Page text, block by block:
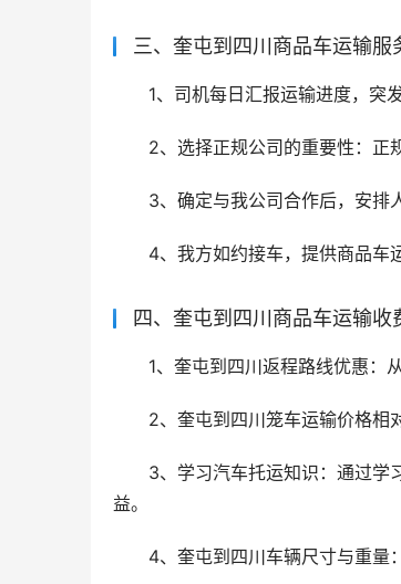
三、奎屯到四川商品车运输服
1、司机每日汇报运输进度，突
2、选择正规公司的重要性：正
3、确定与我公司合作后，安排
4、我方如约接车，提供商品车
四、奎屯到四川商品车运输收
1、奎屯到四川返程路线优惠：
2、奎屯到四川笼车运输价格相
3、学习汽车托运知识：通过学
益。
4、奎屯到四川车辆尺寸与重量